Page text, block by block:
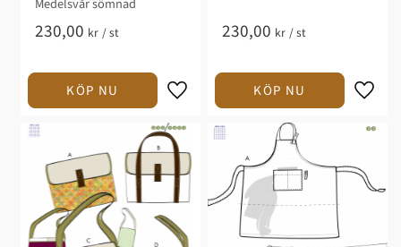
Medelsvår sömnad
230,00 kr /st 230,00 kr /st